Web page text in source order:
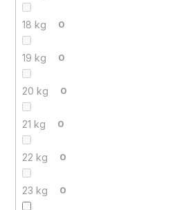
18 kg 0
19 kg 0
20 kg 0
21 kg 0
22 kg 0
23 kg 0